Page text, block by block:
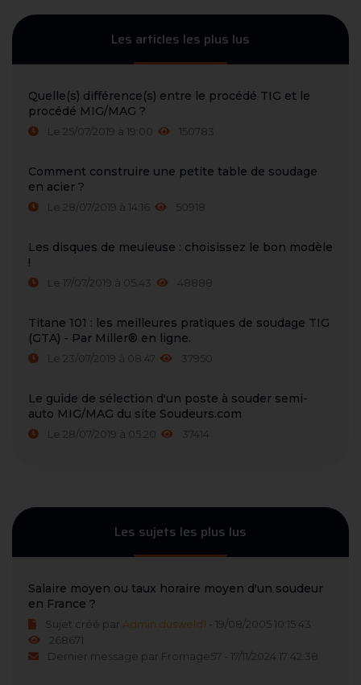
Les articles les plus lus
Quelle(s) différence(s) entre le procédé TIG et le
procédé MIG/MAG ?
Le 25/07/2019 à 19:00 150783
Comment construire une petite table de soudage
en acier ?
Le 28/07/2019 à 14:16 50918
Les disques de meuleuse : choisissez le bon modèle
!
Le 17/07/2019 à 05:43 48888
Titane 101 : les meilleures pratiques de soudage TIG
(GTA) - Par Miller® en ligne.
Le 23/07/2019 à 08:47 37950
Le guide de sélection d'un poste à souder semi-
auto MIG/MAG du site Soudeurs.com
Le 28/07/2019 à 05:20 37414
Les sujets les plus lus
Salaire moyen ou taux horaire moyen d'un soudeur
en France ?
Sujet créé par Admin dusweld1 - 19/08/2005 10:15:43
268671
Dernier message par Fromage57 - 17/11/2024 17:42:38